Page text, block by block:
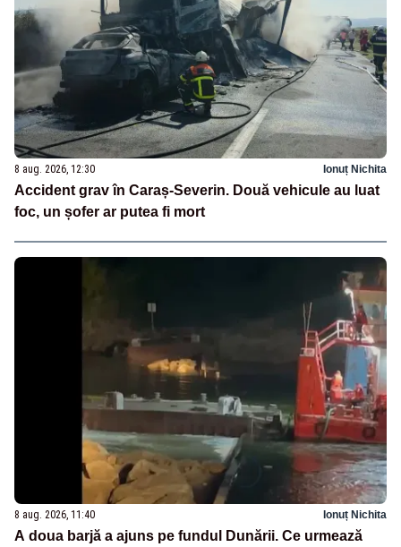
8 aug. 2026, 12:30 Ionuț Nichita
Accident grav în Caraș-Severin. Două vehicule au luat
foc, un șofer ar putea fi mort
8 aug. 2026, 11:40 Ionuț Nichita
A doua barjă a ajuns pe fundul Dunării. Ce urmează